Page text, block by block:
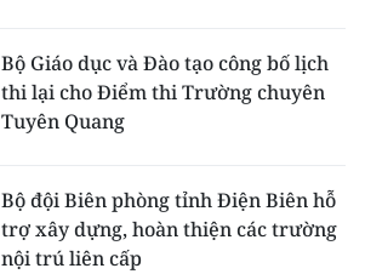
Bộ Giáo dục và Đào tạo công bố lịch
thi lại cho Điểm thi Trường chuyên
Tuyên Quang
Bộ đội Biên phòng tỉnh Điện Biên hỗ
trợ xây dựng, hoàn thiện các trường
nội trú liên cấp